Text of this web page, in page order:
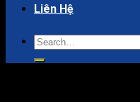
Liên Hệ
Search
for: